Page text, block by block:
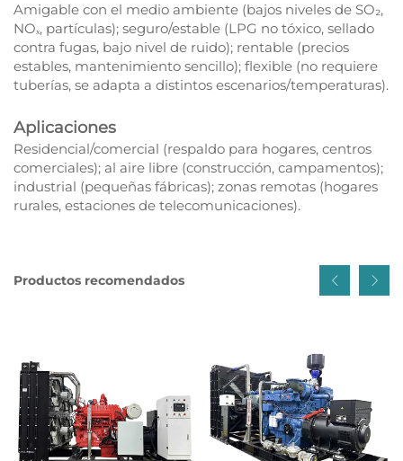
Amigable con el medio ambiente (bajos niveles de SO₂,
NOₓ, partículas); seguro/estable (LPG no tóxico, sellado
contra fugas, bajo nivel de ruido); rentable (precios
estables, mantenimiento sencillo); flexible (no requiere
tuberías, se adapta a distintos escenarios/temperaturas).
Aplicaciones
Residencial/comercial (respaldo para hogares, centros
comerciales); al aire libre (construcción, campamentos);
industrial (pequeñas fábricas); zonas remotas (hogares
rurales, estaciones de telecomunicaciones).
Productos recomendados